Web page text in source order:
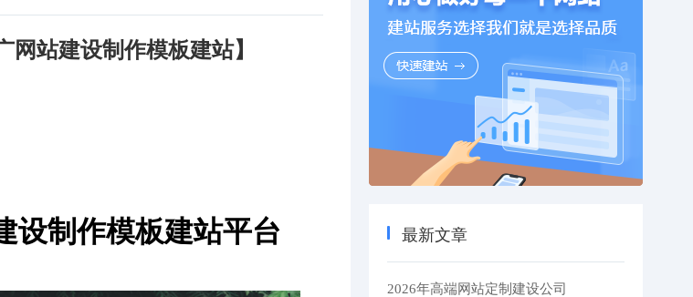
站建设制作模板建站】
设制作模板建站平台 最新文章
2026年高端网站定制建设公司